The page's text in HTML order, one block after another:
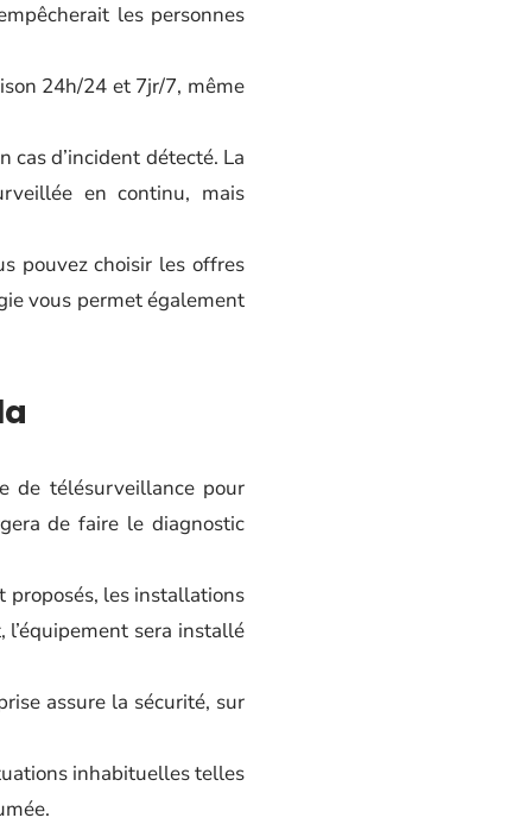
les personnes
24h/24 et 7jr/7, même
cas d’incident détecté. La
en continu, mais
pouvez choisir les offres
vous permet également
de télésurveillance pour
de faire le diagnostic
proposés, les installations
sera installé
assure la sécurité, sur
inhabituelles telles